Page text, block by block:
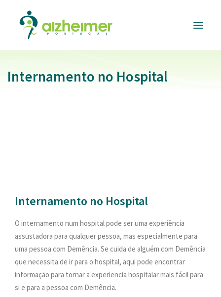
ALZHEIMER
PORTUGAL
DONATIVOS
PESQUISAR
CONTACTOS
Internamento no Hospital
Internamento no Hospital
O internamento num hospital pode ser uma experiência
assustadora para qualquer pessoa, mas especialmente para
uma pessoa com Demência. Se cuida de alguém com Demência
que necessita de ir para o hospital, aqui pode encontrar
informação para tornar a experiencia hospitalar mais fácil para
si e para a pessoa com Demência.